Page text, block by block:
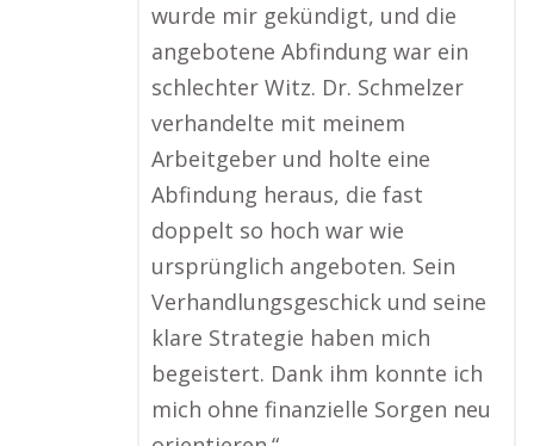
wurde mir gekündigt, und die
angebotene Abfindung war ein
schlechter Witz. Dr. Schmelzer
verhandelte mit meinem
Arbeitgeber und holte eine
Abfindung heraus, die fast
doppelt so hoch war wie
ursprünglich angeboten. Sein
Verhandlungsgeschick und seine
klare Strategie haben mich
begeistert. Dank ihm konnte ich
mich ohne finanzielle Sorgen neu